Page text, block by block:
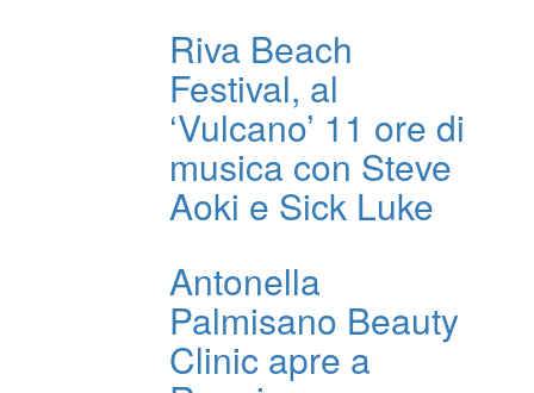
Riva Beach
Festival, al
‘Vulcano’ 11 ore di
musica con Steve
Aoki e Sick Luke
Antonella
Palmisano Beauty
Clinic apre a